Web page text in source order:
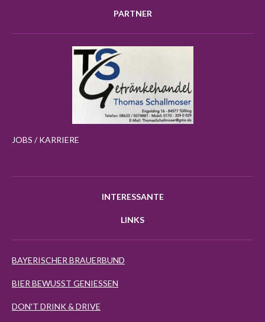
PARTNER
JOBS / KARRIERE
INTERESSANTE
LINKS
BAYERISCHER BRAUERBUND
BIER BEWUSST GENIESSEN
DON'T DRINK & DRIVE